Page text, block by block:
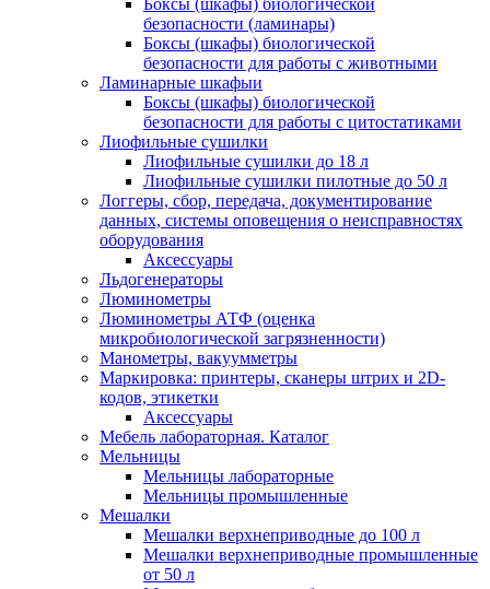
Боксы (шкафы) биологической
безопасности (ламинары)
Боксы (шкафы) биологической
безопасности для работы с животными
Ламинарные шкафыи
Боксы (шкафы) биологической
безопасности для работы с цитостатиками
Лиофильные сушилки
Лиофильные сушилки до 18 л
Лиофильные сушилки пилотные до 50 л
Логгеры, сбор, передача, документирование
данных, системы оповещения о неисправностях
оборудования
Аксессуары
Льдогенераторы
Люминометры
Люминометры АТФ (оценка
микробиологической загрязненности)
Манометры, вакуумметры
Маркировка: принтеры, сканеры штрих и 2D-
кодов, этикетки
Аксессуары
Мебель лабораторная. Каталог
Мельницы
Мельницы лабораторные
Мельницы промышленные
Мешалки
Мешалки верхнеприводные до 100 л
Мешалки верхнеприводные промышленные
от 50 л